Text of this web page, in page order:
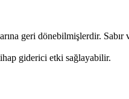
geri dönebilmişlerdir. Sabır
giderici etki sağlayabilir.